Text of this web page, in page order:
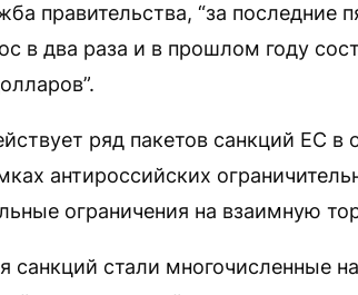
правительства, “за последние
в два раза и в прошлом году
ряд пакетов санкций ЕС в
антироссийских
ограничения на взаимную
санкций стали многочисленные